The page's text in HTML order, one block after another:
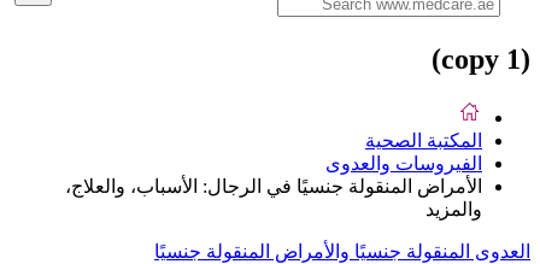
(copy 1)
المكتبة الصحية
الفيروسات والعدوى
الأمراض المنقولة جنسيًا في الرجال: الأسباب، والعلاج،
والمزيد
العدوى المنقولة جنسيًا والأمراض المنقولة جنسيًا